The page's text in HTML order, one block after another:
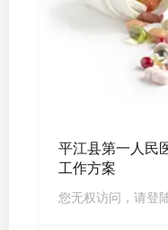
平江县第一人民
工作方案
您无权访问，请登